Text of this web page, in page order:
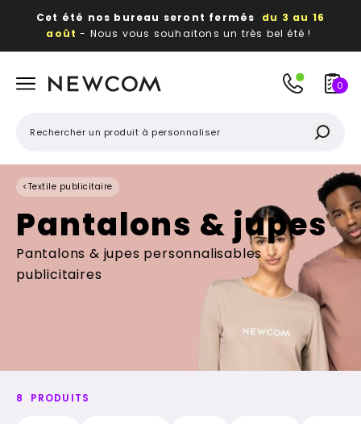
Cet été nos bureau seront fermés du 3 au 16
août - Nous vous souhaitons un très bel été !
publicitaires
0
< Textile publicitaire
Pantalons & jupes
Pantalons & jupes personnalisables
publicitaires
8 PRODUITS